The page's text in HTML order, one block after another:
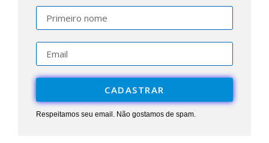
CADASTRAR
Respeitamos seu email. Não gostamos de spam.